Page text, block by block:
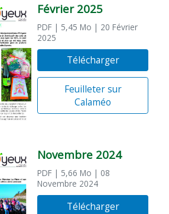
Février 2025
PDF | 5,45 Mo | 20 Février
2025
Télécharger
Feuilleter sur
Calaméo
Novembre 2024
PDF | 5,66 Mo | 08
Novembre 2024
Télécharger